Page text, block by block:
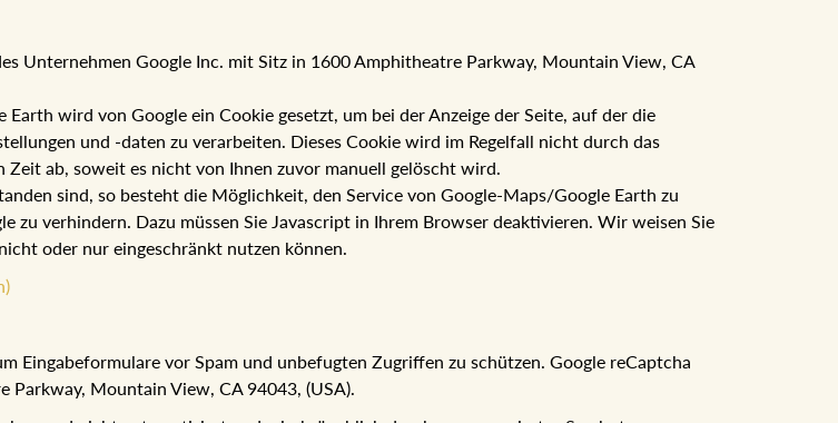
Unternehmen Google Inc. mit Sitz in 1600 Amphitheatre Parkway, Mountain View, CA
wird von Google ein Cookie gesetzt, um bei der Anzeige der Seite, auf der die
und -daten zu verarbeiten. Dieses Cookie wird im Regelfall nicht durch das
ab, soweit es nicht von Ihnen zuvor manuell gelöscht wird.
sind, so besteht die Möglichkeit, den Service von Google-Maps/Google Earth zu
zu verhindern. Dazu müssen Sie Javascript in Ihrem Browser deaktivieren. Wir weisen Sie
oder nur eingeschränkt nutzen können.
Eingabeformulare vor Spam und unbefugten Zugriffen zu schützen. Google reCaptcha
Parkway, Mountain View, CA 94043, (USA).